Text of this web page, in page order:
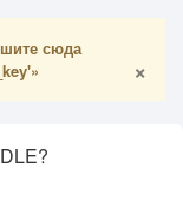
сюда
×